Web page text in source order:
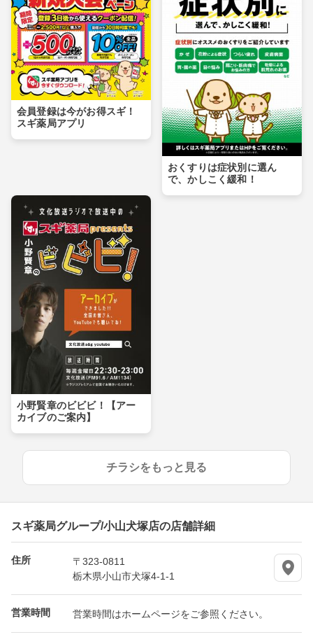
会員登録は今がお得スギ！
スギ薬局アプリ
おくすりは症状別に選ん
で、かしこく緩和！
小野賢章のビビビ！【アー
カイブのご案内】
チラシをもっと見る
スギ薬局グループ/小山犬塚店の店舗詳細
住所
〒323-0811
栃木県小山市犬塚4-1-1
営業時間 営業時間はホームページをご参照ください。